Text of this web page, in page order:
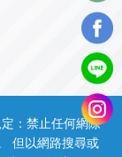
：禁止任何網際
但以網路搜尋或